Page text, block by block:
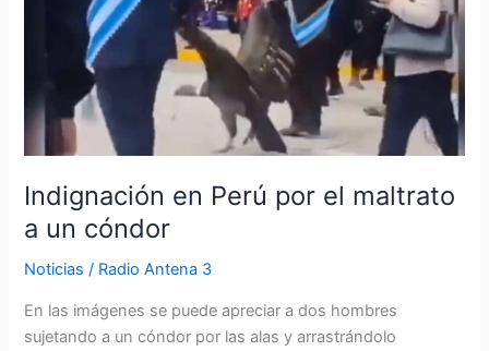
Indignación en Perú por el maltrato
a un cóndor
Noticias / Radio Antena 3
En las imágenes se puede apreciar a dos hombres
sujetando a un cóndor por las alas y arrastrándolo